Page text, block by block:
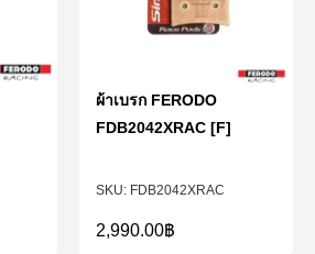
FDB2042XRAC
ผ้าเบรก FERODO
FDB2042XRAC [F]
2,990.00฿